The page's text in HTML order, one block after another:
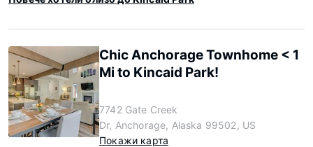
Chic Anchorage Townhome < 1
Mi to Kincaid Park!
7742 Gate Creek
Dr, Anchorage, Alaska 99502, US
Покажи карта